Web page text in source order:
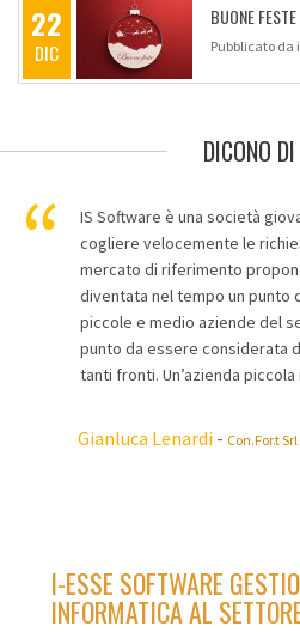
22
DIC
BUONE FESTE
Pubblicato da
DICONO
IS Software è una società
cogliere velocemente le
mercato di riferimento
diventata nel tempo un punto
piccole e medio aziende del
punto da essere considerata
tanti fronti. Un’azienda
Gianluca Lenardi - Con.For.t Srl
I-ESSE SOFTWARE
INFORMATICA AL